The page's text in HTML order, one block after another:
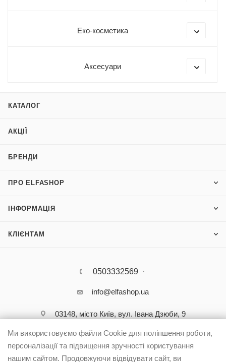
Еко-косметика
Аксесуари
КАТАЛОГ
АКЦІЇ
БРЕНДИ
ПРО ELFASHOP
ІНФОРМАЦІЯ
КЛІЄНТАМ
0503332569
info@elfashop.ua
03148, місто Київ, вул. Івана Дзюби, 9
Ми використовуємо файли Cookie для поліпшення роботи,
персоналізації та підвищення зручності користування
нашим сайтом. Продовжуючи відвідувати сайт, ви